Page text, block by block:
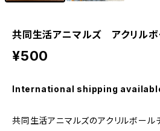
共同生活アニマルズ アクリルボ
¥500
International shipping
共同生活アニマルズのアクリルボール